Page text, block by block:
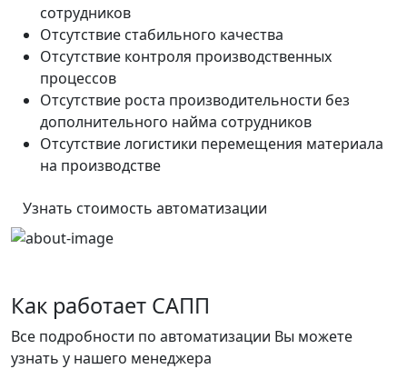
сотрудников
Отсутствие стабильного качества
Отсутствие контроля производственных
процессов
Отсутствие роста производительности без
дополнительного найма сотрудников
Отсутствие логистики перемещения материала
на производстве
Узнать стоимость автоматизации
Как работает САПП
Все подробности по автоматизации Вы можете
узнать у нашего менеджера